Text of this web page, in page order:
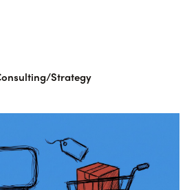
Strategy